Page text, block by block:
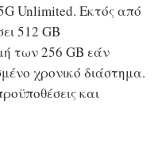
Unlimited. Εκτός από
512 GB
των 256 GB εάν
χρονικό διάστημα.
και